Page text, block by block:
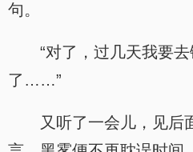
句。
“对了，过几天我要
了……”
又听了一会儿，见后